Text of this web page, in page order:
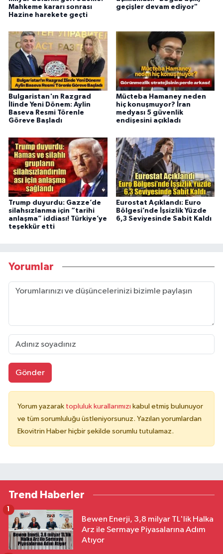
Mahkeme kararı sonrası
Hazine harekete geçti
geçişler devam ediyor"
Bulgaristan'ın Razgrad
İlinde Yeni Dönem: Aylin
Baseva Resmi Törenle
Göreve Başladı
Mücteba Hamaney neden
hiç konuşmuyor? İran
medyası 5 güvenlik
endişesini açıkladı
Trump duyurdu: Gazze’de
silahsızlanma için “tarihi
anlaşma” iddiası! Türkiye’ye
teşekkür etti
Eurostat Açıklandı: Euro
Bölgesi’nde İşsizlik Yüzde
6,3 Seviyesinde Sabit Kaldı
Yorumlar
Gönder
Yorum yazarak topluluk kurallarımızı kabul etmiş bulunuyor
ve tüm sorumluluğu üstleniyorsunuz. Yazılan yorumlardan
Ekovitrin Haber hiçbir şekilde sorumlu tutulamaz.
Trend Haberler
Bewen Enerji, 3,8 milyar TL'lik Halka
Arz ile Sermaye Piyasalarına Adım
Atıyor
1